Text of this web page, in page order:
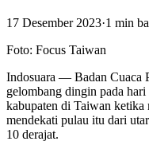
17 Desember 2023·1 min
Foto: Focus Taiwan
Indosuara — Badan Cuaca
gelombang dingin pada
kabupaten di Taiwan ketika
mendekati pulau itu dari
10 derajat.